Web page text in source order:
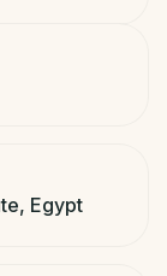
Egypt